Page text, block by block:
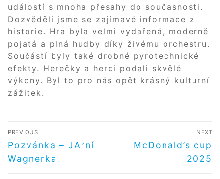
událostí s mnoha přesahy do současnosti.
Dozvěděli jsme se zajímavé informace z
historie. Hra byla velmi vydařená, moderně
pojatá a plná hudby díky živému orchestru.
Součástí byly také drobné pyrotechnické
efekty. Herečky a herci podali skvělé
výkony. Byl to pro nás opět krásný kulturní
zážitek.
NAVIGACE
PRO
PŘÍSPĚVEK
PREVIOUS
Předchozí
příspěvek
Pozvánka – JArní
Wagnerka
NEXT
Další
McDonald’s cup
2025